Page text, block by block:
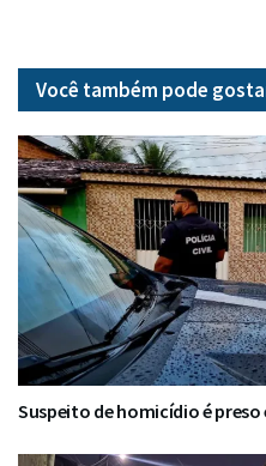
Você também pode
Suspeito de homicídio é preso